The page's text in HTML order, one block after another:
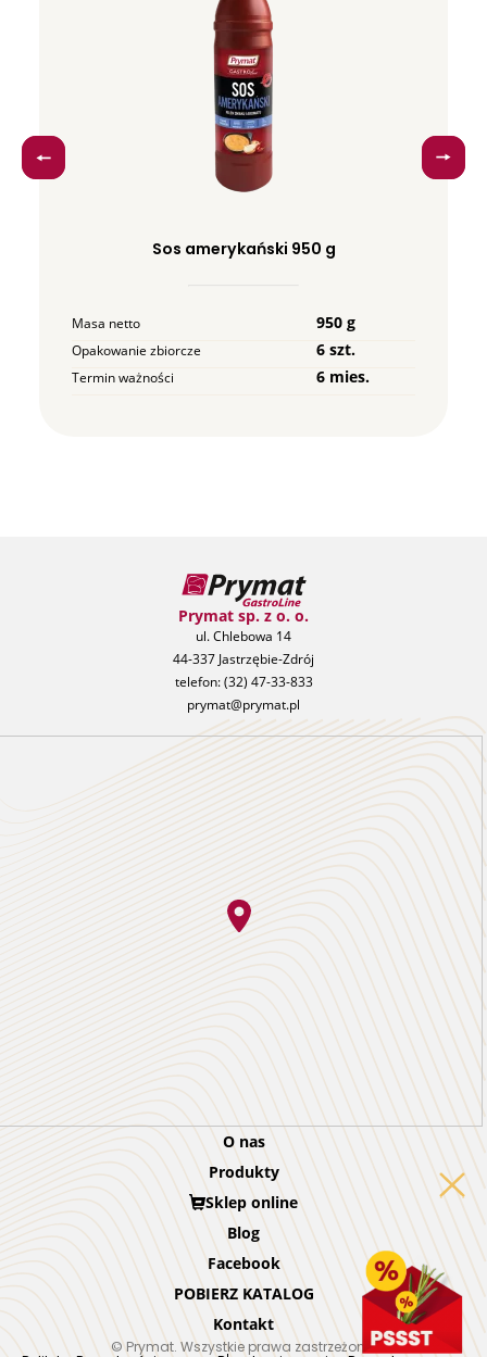
Sos amerykański 950 g
Masa netto 950 g
Opakowanie zbiorcze 6 szt.
Termin ważności 6 mies.
Prymat sp. z o. o.
ul. Chlebowa 14
44-337 Jastrzębie-Zdrój
telefon:(32) 47-33-833
prymat@prymat.pl
O nas
Produkty
Sklep online
Blog
Facebook
POBIERZ KATALOG
Kontakt
© Prymat. Wszystkie prawa zastrzeżone.